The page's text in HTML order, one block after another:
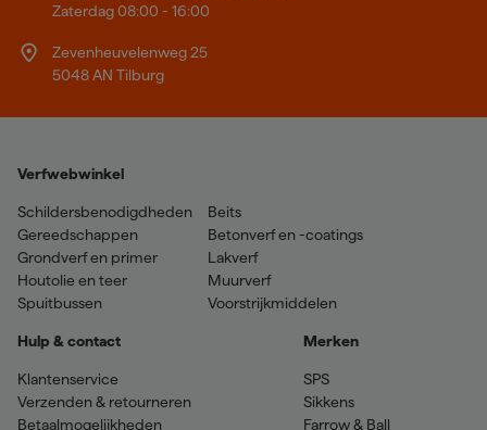
Zaterdag 08:00 - 16:00
Zevenheuvelenweg 25
5048 AN Tilburg
Verfwebwinkel
Schildersbenodigdheden
Gereedschappen
Grondverf en primer
Houtolie en teer
Spuitbussen
Beits
Betonverf en -coatings
Lakverf
Muurverf
Voorstrijkmiddelen
Hulp & contact
Klantenservice
Verzenden & retourneren
Betaalmogelijkheden
Merken
SPS
Sikkens
Farrow & Ball